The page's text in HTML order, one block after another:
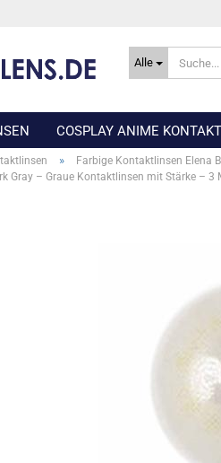
Alle
COSPLAY ANIME
» Farbige Kontaktlinsen Elena
Gray – Graue Kontaktlinsen mit Stärke – 3